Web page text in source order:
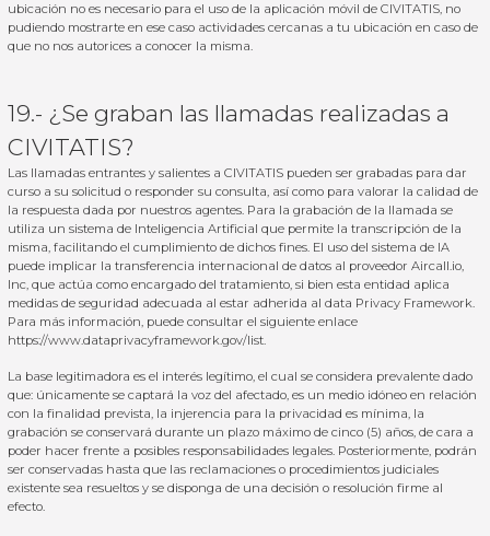
ubicación no es necesario para el uso de la aplicación móvil de CIVITATIS, no
pudiendo mostrarte en ese caso actividades cercanas a tu ubicación en caso de
que no nos autorices a conocer la misma.
19.- ¿Se graban las llamadas realizadas a
CIVITATIS?
Las llamadas entrantes y salientes a CIVITATIS pueden ser grabadas para dar
curso a su solicitud o responder su consulta, así como para valorar la calidad de
la respuesta dada por nuestros agentes. Para la grabación de la llamada se
utiliza un sistema de Inteligencia Artificial que permite la transcripción de la
misma, facilitando el cumplimiento de dichos fines. El uso del sistema de IA
puede implicar la transferencia internacional de datos al proveedor Aircall.io,
Inc, que actúa como encargado del tratamiento, si bien esta entidad aplica
medidas de seguridad adecuada al estar adherida al data Privacy Framework.
Para más información, puede consultar el siguiente enlace
https://www.dataprivacyframework.gov/list.
La base legitimadora es el interés legítimo, el cual se considera prevalente dado
que: únicamente se captará la voz del afectado, es un medio idóneo en relación
con la finalidad prevista, la injerencia para la privacidad es mínima, la
grabación se conservará durante un plazo máximo de cinco (5) años, de cara a
poder hacer frente a posibles responsabilidades legales. Posteriormente, podrán
ser conservadas hasta que las reclamaciones o procedimientos judiciales
existente sea resueltos y se disponga de una decisión o resolución firme al
efecto.